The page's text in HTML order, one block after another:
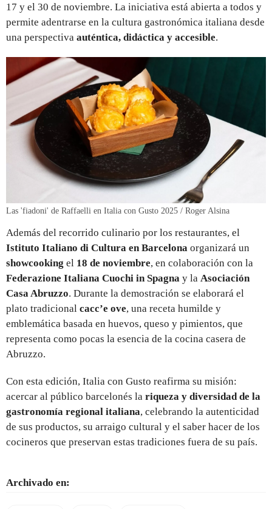
17 y el 30 de noviembre. La iniciativa está abierta a todos y
permite adentrarse en la cultura gastronómica italiana desde
una perspectiva auténtica, didáctica y accesible.
Las 'fiadoni' de Raffaelli en Italia con Gusto 2025 / Roger Alsina
Además del recorrido culinario por los restaurantes, el
Istituto Italiano di Cultura en Barcelona organizará un
showcooking el 18 de noviembre, en colaboración con la
Federazione Italiana Cuochi in Spagna y la Asociación
Casa Abruzzo. Durante la demostración se elaborará el
plato tradicional cacc’e ove, una receta humilde y
emblemática basada en huevos, queso y pimientos, que
representa como pocas la esencia de la cocina casera de
Abruzzo.
Con esta edición, Italia con Gusto reafirma su misión:
acercar al público barcelonés la riqueza y diversidad de la
gastronomía regional italiana, celebrando la autenticidad
de sus productos, su arraigo cultural y el saber hacer de los
cocineros que preservan estas tradiciones fuera de su país.
Archivado en: